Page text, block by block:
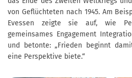
von Geflüchteten nach 1945. Am
Evessen zeigte sie auf, wie
gemeinsames Engagement
und betonte: „Frieden beginnt
eine Perspektive biete.“